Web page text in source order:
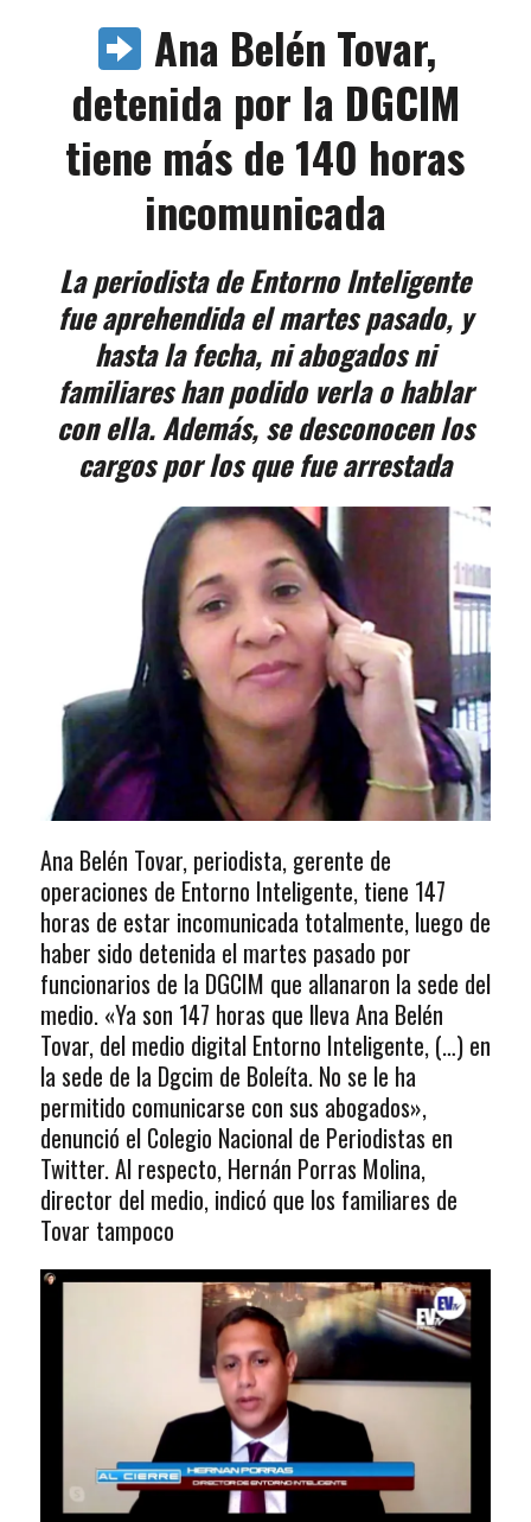
Ana Belén Tovar,
detenida por la DGCIM
tiene más de 140 horas
incomunicada
La periodista de Entorno Inteligente
fue aprehendida el martes pasado, y
hasta la fecha, ni abogados ni
familiares han podido verla o hablar
con ella. Además, se desconocen los
cargos por los que fue arrestada
Ana Belén Tovar, periodista, gerente de
operaciones de Entorno Inteligente, tiene 147
horas de estar incomunicada totalmente, luego de
haber sido detenida el martes pasado por
funcionarios de la DGCIM que allanaron la sede del
medio. «Ya son 147 horas que lleva Ana Belén
Tovar, del medio digital Entorno Inteligente, (…) en
la sede de la Dgcim de Boleíta. No se le ha
permitido comunicarse con sus abogados»,
denunció el Colegio Nacional de Periodistas en
Twitter. Al respecto, Hernán Porras Molina,
director del medio, indicó que los familiares de
Tovar tampoco